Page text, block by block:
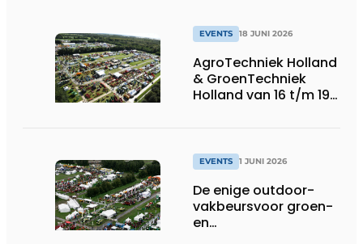
EVENTS 18 JUNI 2026
AgroTechniek Holland
& GroenTechniek
Holland van 16 t/m 19
EVENTS 1 JUNI 2026
De enige outdoor-
vakbeursvoor groen-
en